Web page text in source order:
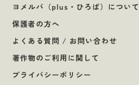
ヨメルバ（plus・ひろば）について
保護者の方へ
よくある質問 / お問い合わせ
著作物のご利用に関して
プライバシーポリシー